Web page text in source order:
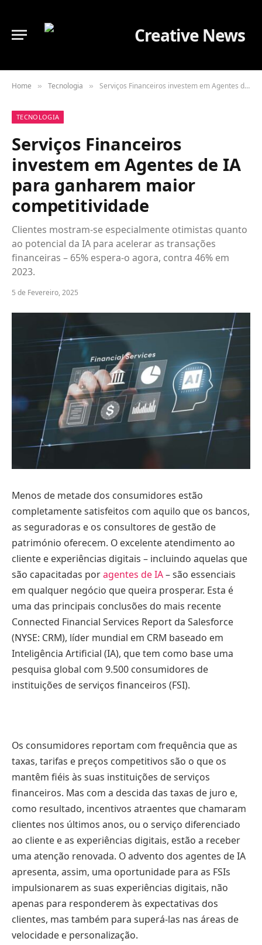
Home » Tecnologia » Serviços Financeiros investem em Agentes de IA para ganharem maior competitividade
TECNOLOGIA
Serviços Financeiros
investem em Agentes de IA
para ganharem maior
competitividade
Clientes mostram-se especialmente otimistas quanto
ao potencial da IA ​​para acelerar as transações
financeiras – 65% espera-o agora, contra 46% em
2023.
5 de Fevereiro, 2025
Menos de metade dos consumidores estão
completamente satisfeitos com aquilo que os bancos,
as seguradoras e os consultores de gestão de
património oferecem. O excelente atendimento ao
cliente e experiências digitais – incluindo aquelas que
são capacitadas poragentes de IA– são essenciais
em qualquer negócio que queira prosperar. Esta é
uma das principais conclusões do mais recente
Connected Financial Services Report da Salesforce
(NYSE: CRM), líder mundial em CRM baseado em
Inteligência Artificial (IA), que tem como base uma
pesquisa global com 9.500 consumidores de
instituições de serviços financeiros (FSI).
Os consumidores reportam com frequência que as
taxas, tarifas e preços competitivos são o que os
mantêm fiéis às suas instituições de serviços
financeiros. Mas com a descida das taxas de juro e,
como resultado, incentivos atraentes que chamaram
clientes nos últimos anos, ou o serviço diferenciado
ao cliente e as experiências digitais, estão a receber
uma atenção renovada. O advento dos agentes de IA
apresenta, assim, uma oportunidade para as FSIs
impulsionarem as suas experiências digitais, não
apenas para responderem às expectativas dos
clientes, mas também para superá-las nas áreas de
velocidade e personalização.